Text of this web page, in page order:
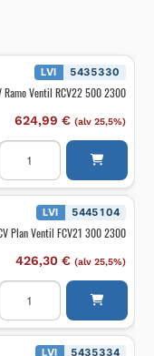
LVI 5435330
Ramo Ventil RCV22 500 2300
624,99 € (alv 25,5%)
Radiaattori
PURMO
Ramo
RCV22 LVI 5445104
Plan Ventil FCV21 300 2300
426,30 € (alv 25,5%)
Radiaattori
PURMO
Plan
FCV21 LVI 5435334